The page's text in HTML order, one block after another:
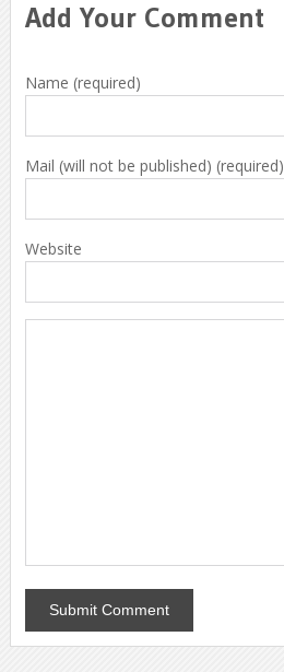
Add Your Comment
Name (required)
Mail (will not be published) (required)
Website